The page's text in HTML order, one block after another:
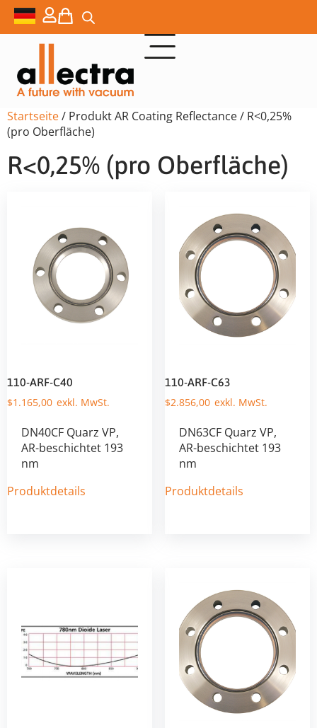
Startseite/ Produkt AR Coating Reflectance / R<0,25%
(pro Oberfläche)
R<0,25% (pro Oberfläche)
110-ARF-C40
$1.165,00
DN40CF Quarz VP,
AR-beschichtet 193
nm
Produktdetails
110-ARF-C63
$2.856,00
DN63CF Quarz VP,
AR-beschichtet 193
nm
Produktdetails